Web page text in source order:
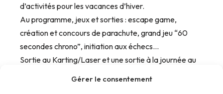
Gérer le consentement
d’activités pour les vacances d’hiver.
Au programme, jeux et sorties : escape game,
création et concours de parachute, grand jeu “60
secondes chrono”, initiation aux échecs…
Sortie au Karting/Laser et une sortie à la journée au